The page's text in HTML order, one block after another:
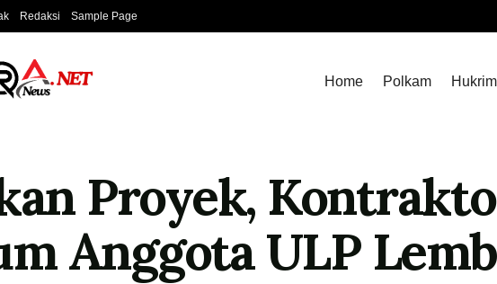
Redaksi Sample Page
Home Polkam Hukrim
Proyek,
Anggota ULP